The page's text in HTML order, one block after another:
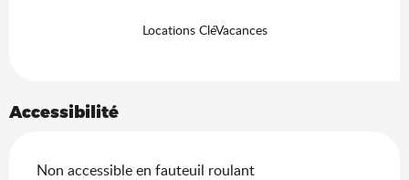
Locations CléVacances
Accessibilité
Non accessible en fauteuil roulant